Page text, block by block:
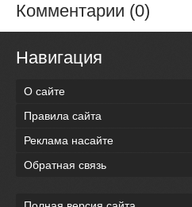
Комментарии (0)
Навигация
О сайте
Правила сайта
Реклама насайте
Обратная связь